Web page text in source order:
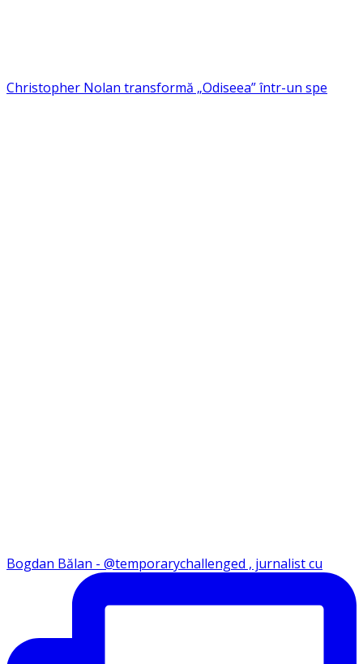
Christopher Nolan transformă „Odiseea” într-un spe
Bogdan Bălan - @temporarychallenged , jurnalist cu